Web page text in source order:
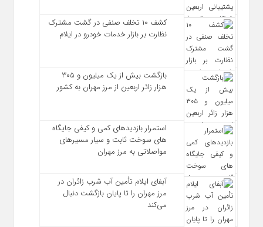
کشف ۱۰ تخلف صنفی در گشت مشترک
نظارت بر بازار خدمات خودرو در ایلام
بازگشت بیش از یک میلیون و ۳۰۵
هزار زائر اربعین از مرز مهران به کشور
استمرار بازدیدهای کمی و کیفی جایگاه‌
های سوخت ثابت و سیار مسیرهای
مواصلاتی به مرز مهران
آبفای ایلام تأمین آب شرب زائران در
مرز مهران را تا پایان بازگشت دنبال
می‌کند